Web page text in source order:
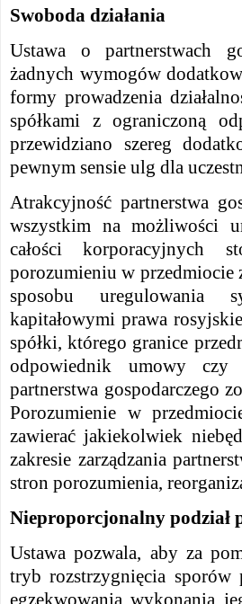
Swoboda działania
Ustawa o partnerstwach
żadnych wymogów
formy prowadzenia
spółkami z ograniczoną
przewidziano szereg
pewnym sensie ulg dla
Atrakcyjność partnerstwa
wszystkim na możliwości
całości korporacyjnych
porozumieniu w przedmiocie
sposobu uregulowania
kapitałowymi prawa
spółki, którego granice
odpowiednik umowy czy
partnerstwa gospodarczego
Porozumienie w
zawierać jakiekolwiek
zakresie zarządzania
stron porozumienia,
Nieproporcjonalny podział
Ustawa pozwala, aby za
tryb rozstrzygnięcia sporów
egzekwowania wykonania